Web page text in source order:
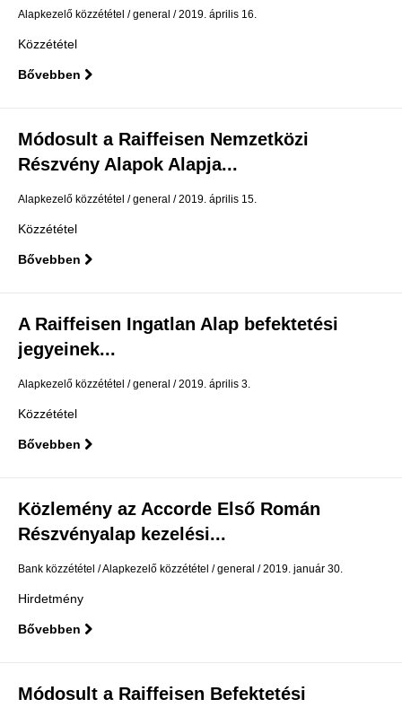
Alapkezelő közzététel general 2019. április 16.
Közzététel
Bővebben
Módosult a Raiffeisen Nemzetközi
Részvény Alapok Alapja...
Alapkezelő közzététel general 2019. április 15.
Közzététel
Bővebben
A Raiffeisen Ingatlan Alap befektetési
jegyeinek...
Alapkezelő közzététel general 2019. április 3.
Közzététel
Bővebben
Közlemény az Accorde Első Román
Részvényalap kezelési...
Bank közzététel Alapkezelő közzététel general 2019. január 30.
Hirdetmény
Bővebben
Módosult a Raiffeisen Befektetési